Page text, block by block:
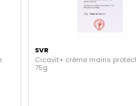
SVR
Cicavit+ crème mains
75g